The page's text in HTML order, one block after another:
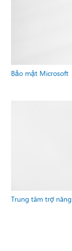
Bảo mật Microsoft
Trung tâm trợ năng